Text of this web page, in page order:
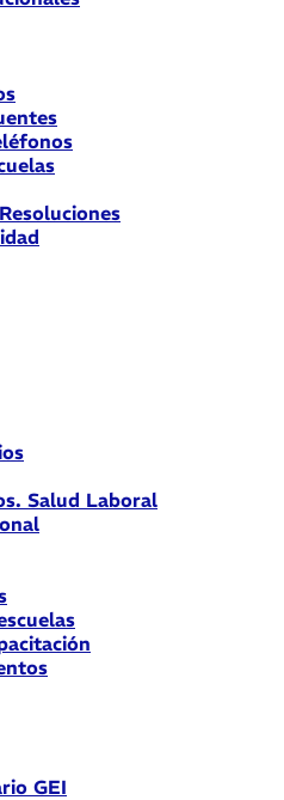
Salud Laboral
GEI